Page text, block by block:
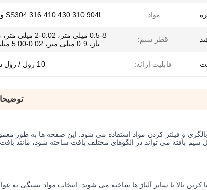
مواد: SS304 316 410 430 310 904L و غیره.
قطر سیم:
0.5-8 میلی متر، 0.02-2
یاز، 0.9 میلی متر، 0.02-5.00 میلی متر
قابلیت ارائه: 10 رول / رول در روز
و فیلتر کردن مواد استفاده می شود. این صفحه ها به طور
بافته می تواند در الگوهای مختلف بافت ساخته شود، مانند
کربن بالا یا سایر آلیاژ ها ساخته می شوند. انتخاب مواد بستگی به